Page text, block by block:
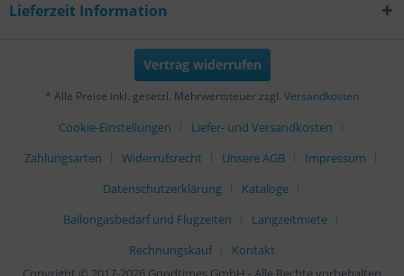
Lieferzeit Information
Vertrag widerrufen
* Alle Preise inkl. gesetzl. Mehrwertsteuer zzgl. Versandkosten
Cookie-Einstellungen
Liefer- und Versandkosten
Zahlungsarten
Widerrufsrecht Unsere AGB
Impressum
Datenschutzerklärung
Kataloge
Ballongasbedarf und Flugzeiten
Langzeitmiete
Rechnungskauf
Kontakt